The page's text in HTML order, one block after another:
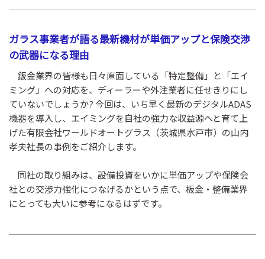
ガラス事業者が語る最新機材が単価アップと保険交渉
の武器になる理由
鈑金業界の皆様も日々直面している「特定整備」と「エイ
ミング」への対応を、ディーラーや外注業者に任せきりにし
ていないでしょうか? 今回は、いち早く最新のデジタルADAS
機器を導入し、エイミングを自社の強力な収益源へと育て上
げた有限会社ワールドオートグラス（茨城県水戸市）の山内
孝夫社長の事例をご紹介します。
同社の取り組みは、設備投資をいかに単価アップや保険会
社との交渉力強化につなげるかという点で、板金・整備業界
にとっても大いに参考になるはずです。